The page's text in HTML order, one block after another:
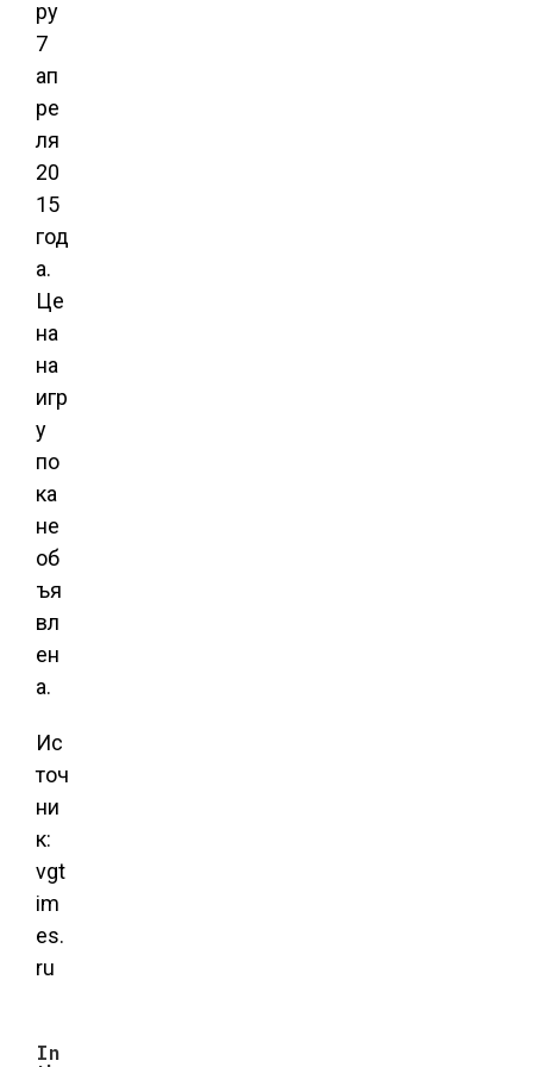
ру
7
ап
ре
ля
20
15
год
а.
Це
на
на
игр
у
по
ка
не
об
ъя
вл
ен
а.
Ис
точ
ни
к:
vgt
im
es.
ru
In